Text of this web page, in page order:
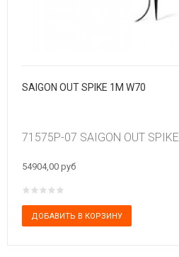
SAIGON OUT SPIKE 1M W70
71575P-07 SAIGON OUT
54904,00 руб